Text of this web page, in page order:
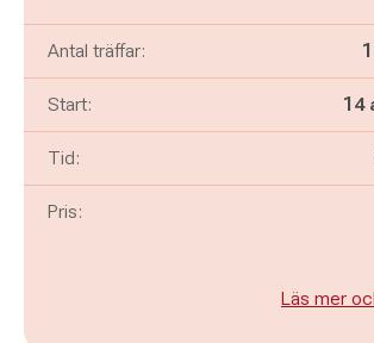
Antal träffar:
Start: 14
Tid:
Pris:
Läs mer